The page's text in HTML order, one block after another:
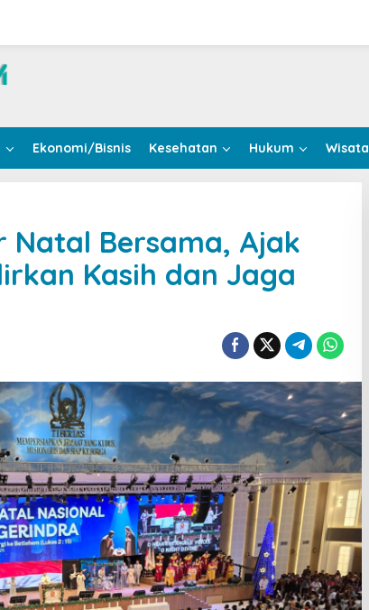
Ekonomi/Bisnis Kesehatan Hukum Wisata
Natal Bersama, Ajak
Kasih dan Jaga